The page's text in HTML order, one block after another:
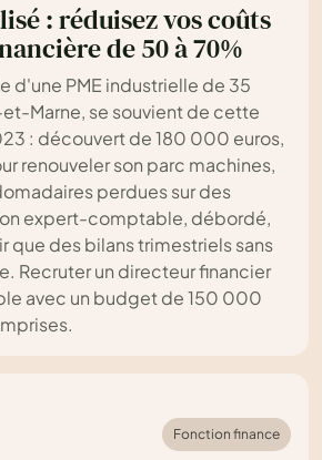
: réduisez vos coûts
de 50 à 70%
d'une PME industrielle de 35
Marne, se souvient de cette
: découvert de 180 000 euros,
renouveler son parc machines,
perdues sur des
expert-comptable, débordé,
que des bilans trimestriels sans
Recruter un directeur financier
avec un budget de 150 000
Fonction finance